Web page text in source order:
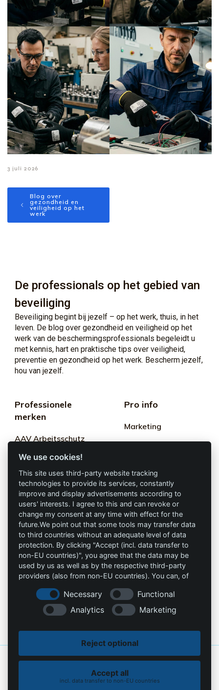
3 juli 2026
Blog over
gezondheid en
veiligheid op het
werk
De professionals op het gebied van
beveiliging
Beveiliging begint bij jezelf – op het werk, thuis, in het
leven. De blog over gezondheid en veiligheid op het
werk van de beschermingsprofessionals begeleidt u
met kennis, hart en praktische tips over veiligheid,
preventie en gezondheid op het werk. Bescherm jezelf,
hou van jezelf.
Professionele
merken
AAV Arbeitsschutz
Allprotec® Werk
gewoon veilig
Omniprotect – Online
winkel
Pro info
Marketing
Privacy
Afdruk
Contact
info@die-schutzprofis.de
+49 (511) 679997-97
Wohlenbergstraße 6
Duitsland
© 2026 De beschermingsprofessionals. Gemaakt met liefdeMiU24®en
gehost op
Hostingmonster®
We use cookies!
This site uses third-party website tracking
technologies to provide its services, constantly
improve and display advertisements according to
users' interests. I agree to this and can revoke or
change my consent at any time with effect for the
future.We point out that some tools may transfer data
to third countries without an adequate level of data
protection. By clicking "Accept (incl. data transfer to
non-EU countries)", you agree that the data may be
used by us as well as by the respective third-party
providers (also from non-EU countries). You can, of
Necessary
Functional
Analytics
Marketing
Reject optional
Accept all
incl. data transfer to non-EU countries